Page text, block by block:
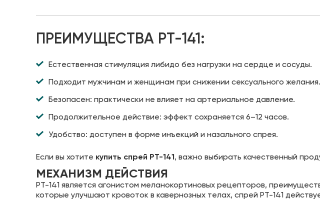
ПРЕИМУЩЕСТВА PT-141:
Естественная стимуляция либидо без нагрузки на сердце и сосуды.
Подходит мужчинам и женщинам при снижении сексуального желания.
Безопасен: практически не влияет на артериальное давление.
Продолжительное действие: эффект сохраняется 6–12 часов.
Удобство: доступен в форме инъекций и назального спрея.
Если вы хотите купить спрей PT-141, важно выбирать качественный
МЕХАНИЗМ ДЕЙСТВИЯ
PT-141 является агонистом меланокортиновых рецепторов,
которые улучшают кровоток в кавернозных телах, спрей PT-141